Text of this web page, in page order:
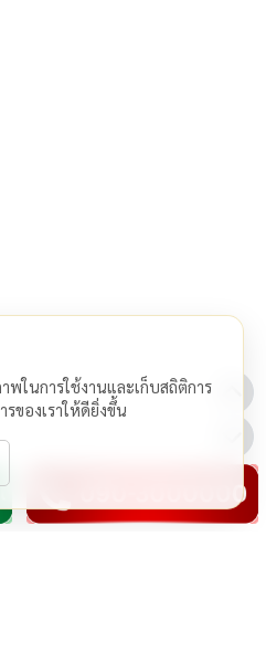
พในการใช้งานและเก็บสถิติการ
ของเราให้ดียิ่งขึ้น